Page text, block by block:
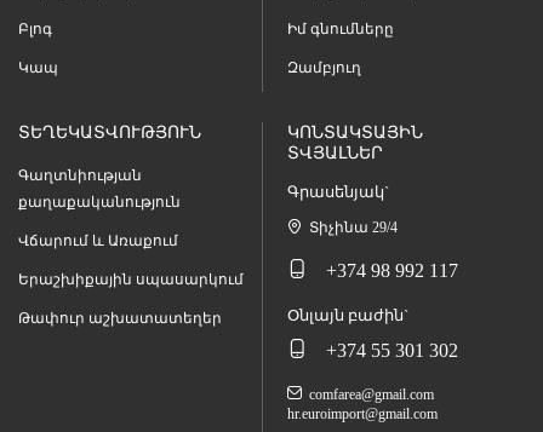
Բլոգ
Կապ
Իմ գնումները
Զամբյուղ
ՏԵՂԵԿԱՏՎՈՒԹՅՈՒՆ
Գաղտնիության
քաղաքականություն
Վճարում և Առաքում
Երաշխիքային սպասարկում
Թափուր աշխատատեղեր
ԿՈՆՏԱԿՏԱՅԻՆ
ՏՎՅԱԼՆԵՐ
Գրասենյակ`
Տիչինա 29/4
+374 98 992 117
Օնլայն բաժին`
+374 55 301 302
comfarea@gmail.com
hr.euroimport@gmail.com